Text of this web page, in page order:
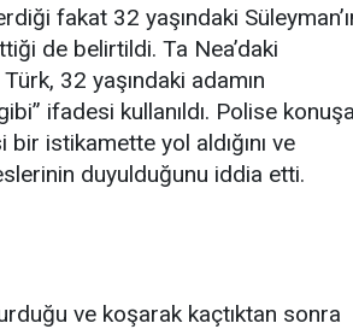
fakat 32 yaşındaki
de belirtildi. Ta Nea’daki
32 yaşındaki adamın
ifadesi kullanıldı. Polise
istikamette yol aldığını ve
duyulduğunu iddia etti.
ve koşarak kaçtıktan sonra